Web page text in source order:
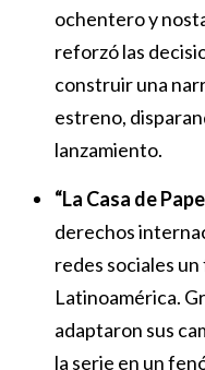
ochentero y
reforzó las
construir una
estreno,
lanzamiento.
“La Casa de
derechos
redes sociales
Latinoamérica.
adaptaron sus
la serie en un